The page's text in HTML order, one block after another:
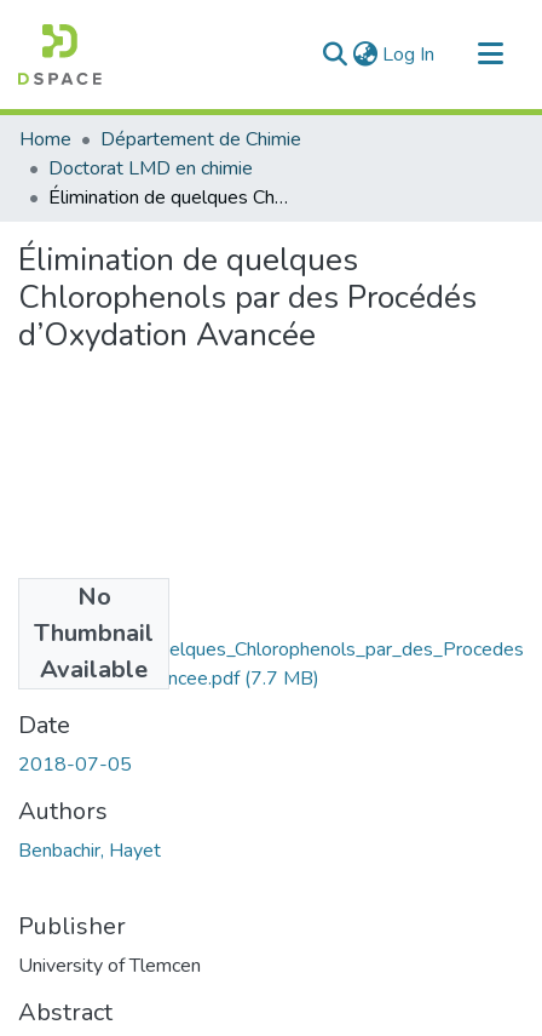
Log In (current)
Communities & Collections
All of DSpace
Statistics
Home
Département de Chimie
Doctorat LMD en chimie
Élimination de quelques Chlorophenols par des Procédés d’Oxydation Avancée
Élimination de quelques
Chlorophenols par des Procédés
d’Oxydation Avancée
No
Thumbnail
Available
elimination_de_quelques_Chlorophenols_par_des_Procedes
_dOxydation_Avancee.pdf(7.7 MB)
Date
2018-07-05
Authors
Benbachir, Hayet
Publisher
University of Tlemcen
Abstract